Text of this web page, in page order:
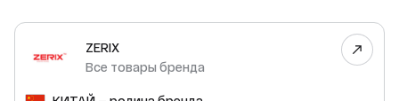
корпуса: цинковый сплав. * Монтаж: на стену. * Способ
монтажа: эксцентрики. * Управление подачей воды:
рычажное (картридж). * Тип картриджа: керамический. *
Диаметр картриджа: 25 мм. Комплектация: * Смеситель. *
Душевая лейка (круглая, белая). * Душевой шланг
(металлический, длина 1500 мм). * Эксцентрики. *
ZERIX
Все товары бренда